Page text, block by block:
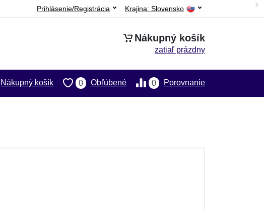
Krajina: Slovensko
Prihlásenie/Registrácia
Nákupný košík
zatiaľ prázdny
0 Porovnanie
0 Obľúbené
Nákupný košík